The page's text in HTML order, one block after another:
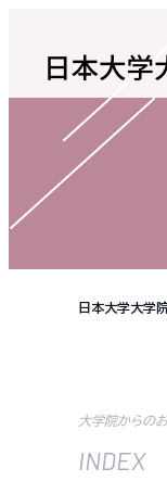
日本大学大学
大学院からの
INDEX